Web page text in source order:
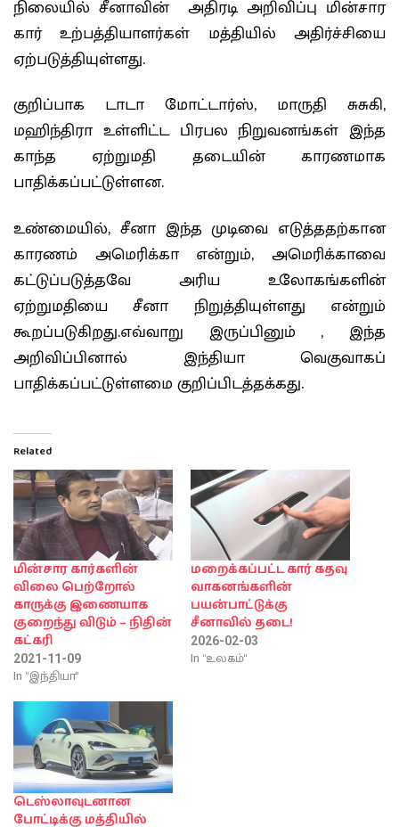
நிலையில் சீனாவின் அதிரடி அறிவிப்பு மின்சார
கார் உற்பத்தியாளர்கள் மத்தியில் அதிர்ச்சியை
ஏற்படுத்தியுள்ளது.
குறிப்பாக டாடா மோட்டார்ஸ், மாருதி சுசுகி,
மஹிந்திரா உள்ளிட்ட பிரபல நிறுவனங்கள் இந்த
காந்த ஏற்றுமதி தடையின் காரணமாக
பாதிக்கப்பட்டுள்ளன.
உண்மையில், சீனா இந்த முடிவை எடுத்ததற்கான
காரணம் அமெரிக்கா என்றும், அமெரிக்காவை
கட்டுப்படுத்தவே அரிய உலோகங்களின்
ஏற்றுமதியை சீனா நிறுத்தியுள்ளது என்றும்
கூறப்படுகிறது.எவ்வாறு இருப்பினும் , இந்த
அறிவிப்பினால் இந்தியா வெகுவாகப்
பாதிக்கப்பட்டுள்ளமை குறிப்பிடத்தக்கது.
Related
மின்சார கார்களின்
விலை பெற்றோல்
காருக்கு இணையாக
குறைந்து விடும் – நிதின்
கட்கரி
2021-11-09
In "இந்தியா"
மறைக்கப்பட்ட கார் கதவு
வாகனங்களின்
பயன்பாட்டுக்கு
சீனாவில் தடை!
2026-02-03
In "உலகம்"
டெஸ்லாவுடனான
போட்டிக்கு மத்தியில்